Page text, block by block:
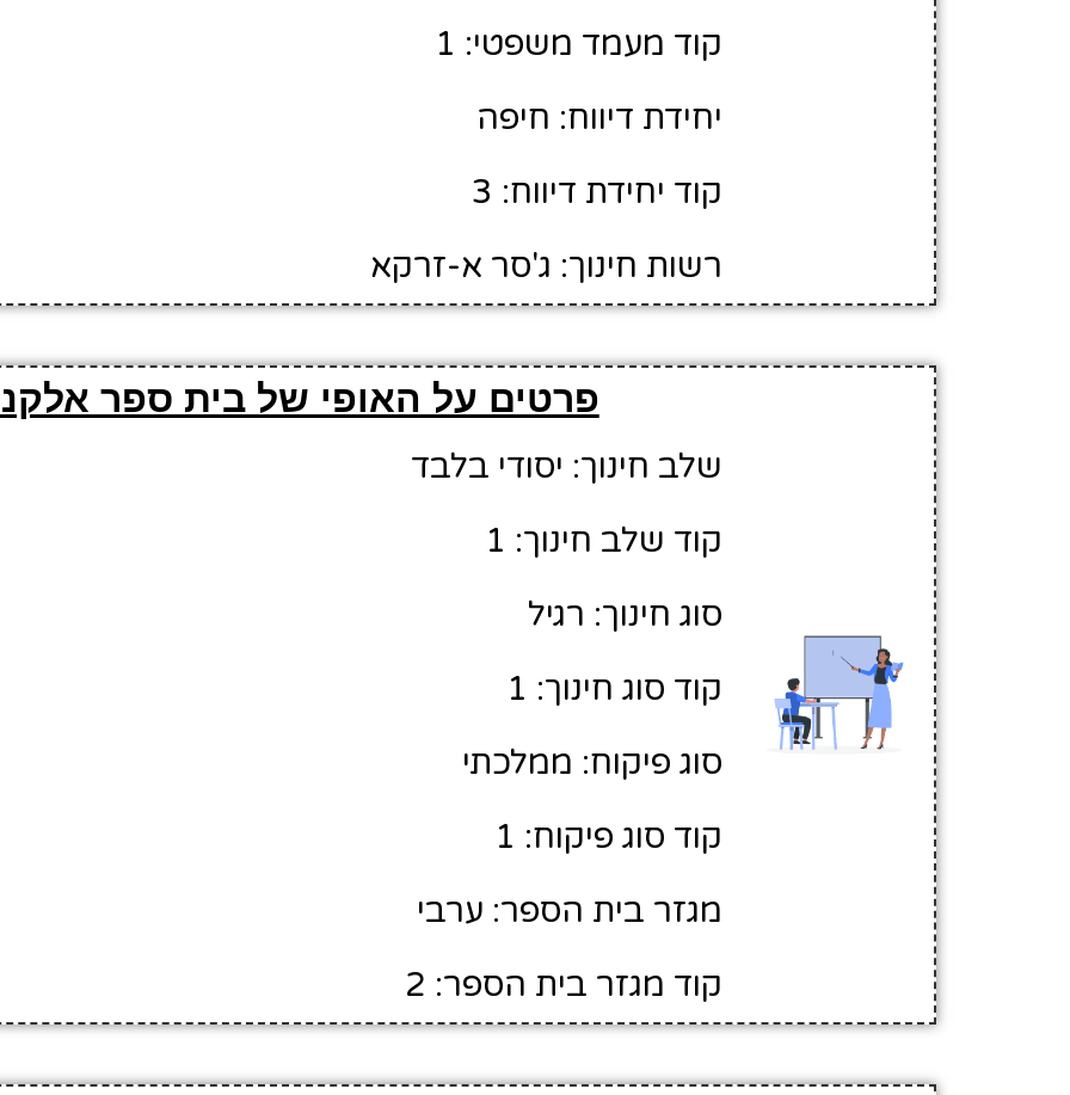
קוד מעמד משפטי: 1
יחידת דיווח: חיפה
קוד יחידת דיווח: 3
רשות חינוך: ג'סר א-זרקא
פרטים על האופי של בית ספר
שלב חינוך: יסודי בלבד
קוד שלב חינוך: 1
סוג חינוך: רגיל
קוד סוג חינוך: 1
סוג פיקוח: ממלכתי
קוד סוג פיקוח: 1
מגזר בית הספר: ערבי
קוד מגזר בית הספר: 2